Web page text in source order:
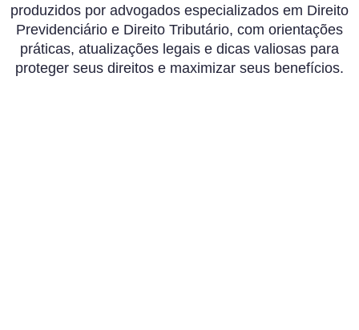
produzidos por advogados especializados em Direito
Previdenciário e Direito Tributário, com orientações
práticas, atualizações legais e dicas valiosas para
proteger seus direitos e maximizar seus benefícios.